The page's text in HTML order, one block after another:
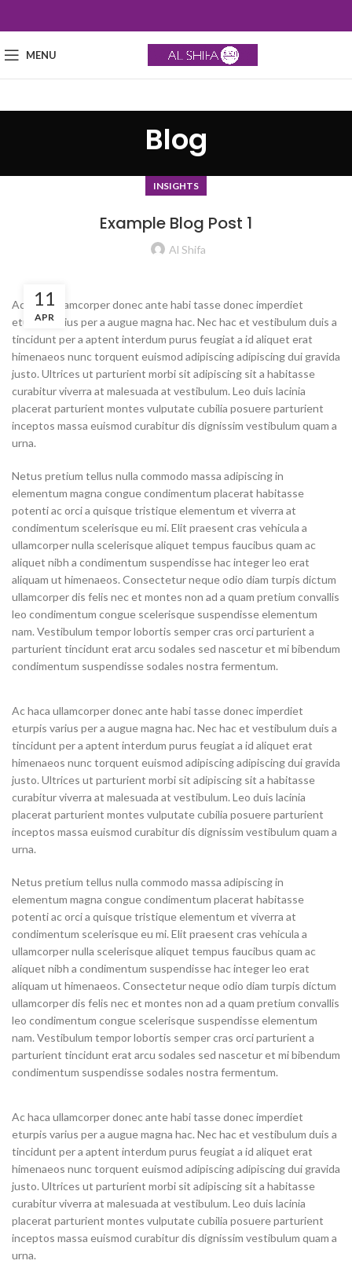
MENU
Blog
INSIGHTS
Example Blog Post 1
Al Shifa
11
APR
Ac haca ullamcorper donec ante habi tasse donec imperdiet
eturpis varius per a augue magna hac. Nec hac et vestibulum duis a
tincidunt per a aptent interdum purus feugiat a id aliquet erat
himenaeos nunc torquent euismod adipiscing adipiscing dui gravida
justo. Ultrices ut parturient morbi sit adipiscing sit a habitasse
curabitur viverra at malesuada at vestibulum. Leo duis lacinia
placerat parturient montes vulputate cubilia posuere parturient
inceptos massa euismod curabitur dis dignissim vestibulum quam a
urna.
Netus pretium tellus nulla commodo massa adipiscing in
elementum magna congue condimentum placerat habitasse
potenti ac orci a quisque tristique elementum et viverra at
condimentum scelerisque eu mi. Elit praesent cras vehicula a
ullamcorper nulla scelerisque aliquet tempus faucibus quam ac
aliquet nibh a condimentum suspendisse hac integer leo erat
aliquam ut himenaeos. Consectetur neque odio diam turpis dictum
ullamcorper dis felis nec et montes non ad a quam pretium convallis
leo condimentum congue scelerisque suspendisse elementum
nam. Vestibulum tempor lobortis semper cras orci parturient a
parturient tincidunt erat arcu sodales sed nascetur et mi bibendum
condimentum suspendisse sodales nostra fermentum.
Ac haca ullamcorper donec ante habi tasse donec imperdiet
eturpis varius per a augue magna hac. Nec hac et vestibulum duis a
tincidunt per a aptent interdum purus feugiat a id aliquet erat
himenaeos nunc torquent euismod adipiscing adipiscing dui gravida
justo. Ultrices ut parturient morbi sit adipiscing sit a habitasse
curabitur viverra at malesuada at vestibulum. Leo duis lacinia
placerat parturient montes vulputate cubilia posuere parturient
inceptos massa euismod curabitur dis dignissim vestibulum quam a
urna.
Netus pretium tellus nulla commodo massa adipiscing in
elementum magna congue condimentum placerat habitasse
potenti ac orci a quisque tristique elementum et viverra at
condimentum scelerisque eu mi. Elit praesent cras vehicula a
ullamcorper nulla scelerisque aliquet tempus faucibus quam ac
aliquet nibh a condimentum suspendisse hac integer leo erat
aliquam ut himenaeos. Consectetur neque odio diam turpis dictum
ullamcorper dis felis nec et montes non ad a quam pretium convallis
leo condimentum congue scelerisque suspendisse elementum
nam. Vestibulum tempor lobortis semper cras orci parturient a
parturient tincidunt erat arcu sodales sed nascetur et mi bibendum
condimentum suspendisse sodales nostra fermentum.
Ac haca ullamcorper donec ante habi tasse donec imperdiet
eturpis varius per a augue magna hac. Nec hac et vestibulum duis a
tincidunt per a aptent interdum purus feugiat a id aliquet erat
himenaeos nunc torquent euismod adipiscing adipiscing dui gravida
justo. Ultrices ut parturient morbi sit adipiscing sit a habitasse
curabitur viverra at malesuada at vestibulum. Leo duis lacinia
placerat parturient montes vulputate cubilia posuere parturient
inceptos massa euismod curabitur dis dignissim vestibulum quam a
urna.